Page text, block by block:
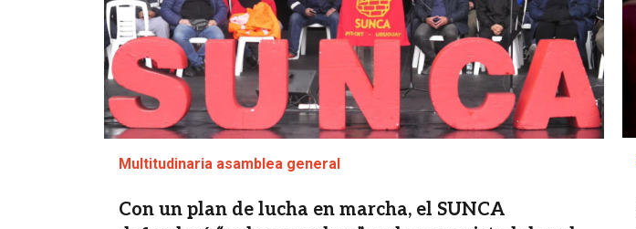
Multitudinaria asamblea general
Con un plan de lucha en marcha, el SUNCA